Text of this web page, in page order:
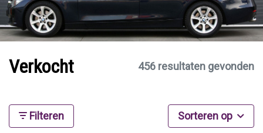
Verkocht 456 resultaten gevonden
Filteren Sorteren op